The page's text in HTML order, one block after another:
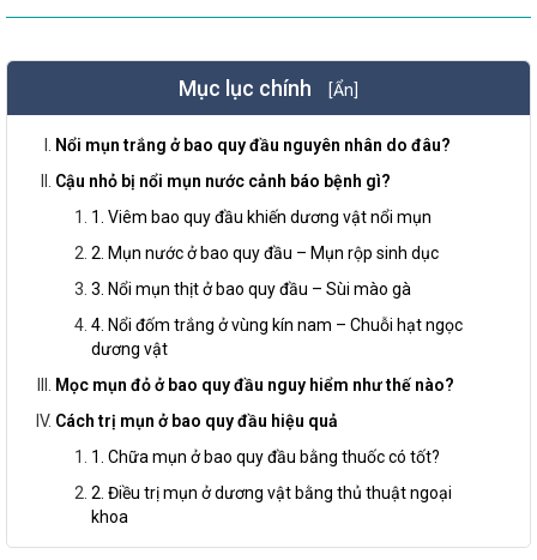
Mục lục chính [Ẩn]
Nổi mụn trắng ở bao quy đầu nguyên nhân do đâu?
Cậu nhỏ bị nổi mụn nước cảnh báo bệnh gì?
1. Viêm bao quy đầu khiến dương vật nổi mụn
2. Mụn nước ở bao quy đầu – Mụn rộp sinh dục
3. Nổi mụn thịt ở bao quy đầu – Sùi mào gà
4. Nổi đốm trắng ở vùng kín nam – Chuỗi hạt ngọc
dương vật
Mọc mụn đỏ ở bao quy đầu nguy hiểm như thế nào?
Cách trị mụn ở bao quy đầu hiệu quả
1. Chữa mụn ở bao quy đầu bằng thuốc có tốt?
2. Điều trị mụn ở dương vật bằng thủ thuật ngoại
khoa